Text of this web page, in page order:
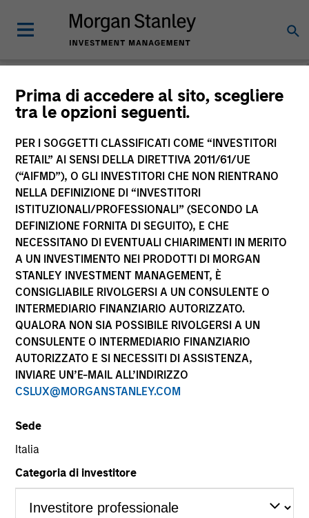
Prima di accedere al sito, scegliere
tra le opzioni seguenti.
PER I SOGGETTI CLASSIFICATI COME “INVESTITORI
RETAIL” AI SENSI DELLA DIRETTIVA 2011/61/UE
(“AIFMD”), O GLI INVESTITORI CHE NON RIENTRANO
NELLA DEFINIZIONE DI “INVESTITORI
ISTITUZIONALI/PROFESSIONALI” (SECONDO LA
DEFINIZIONE FORNITA DI SEGUITO), E CHE
NECESSITANO DI EVENTUALI CHIARIMENTI IN MERITO
A UN INVESTIMENTO NEI PRODOTTI DI MORGAN
STANLEY INVESTMENT MANAGEMENT, È
CONSIGLIABILE RIVOLGERSI A UN CONSULENTE O
INTERMEDIARIO FINANZIARIO AUTORIZZATO.
QUALORA NON SIA POSSIBILE RIVOLGERSI A UN
CONSULENTE O INTERMEDIARIO FINANZIARIO
AUTORIZZATO E SI NECESSITI DI ASSISTENZA,
INVIARE UN’E-MAIL ALL’INDIRIZZO
CSLUX@MORGANSTANLEY.COM
Sede
Italia
Categoria di investitore
Morgan Stanley
Investment Funds
La presente comunicazione ha carattere promozionale.
La performance passata non è un indicatore affidabile dei
risultati futuri. I rendimenti possono aumentare o diminuire
per effetto delle oscillazioni valutarie. Tutti i dati di
performance sono calcolati in base al valore del
patrimonio netto (NAV), al netto delle spese, e non
comprendono le commissioni e gli oneri relativi
all’emissione e al rimborso delle quote. Tutti i dati relativi
alle performance e agli indici sono tratti da Morgan
Stanley Investment Management.
Rendimenti nell’anno solare.